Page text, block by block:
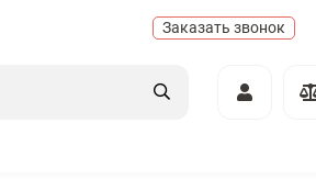
Заказать звонок